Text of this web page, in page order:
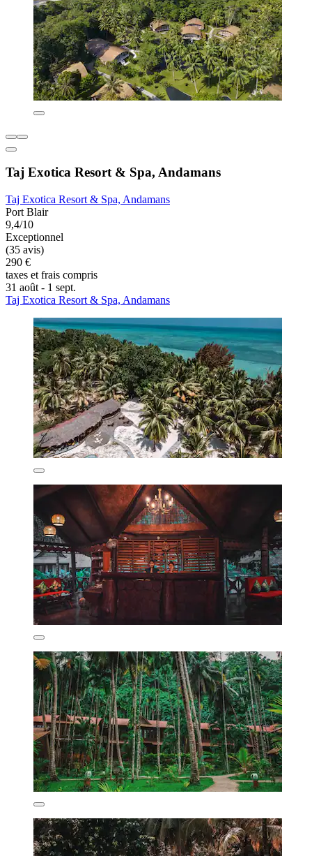
Taj Exotica Resort & Spa, Andamans
Taj Exotica Resort & Spa, Andamans
Port Blair
9,4/10
Exceptionnel
(35 avis)
290 €
taxes et frais compris
31 août - 1 sept.
Taj Exotica Resort & Spa, Andamans